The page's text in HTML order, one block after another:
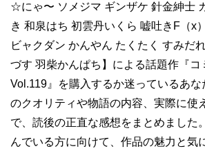
☆にゃ〜 ソメジマ ギンザケ 針金紳士
き 和泉はち 初雲丹いくら 嘘吐きF（x
ビャクダン かんやん たくたく すみだ
づす 羽柴かんぱち】による話題作『コ
Vol.119』を購入するか迷っているあ
のクオリティや物語の内容、実際に使
で、読後の正直な感想をまとめました
んでいる方に向けて、作品の魅力と気